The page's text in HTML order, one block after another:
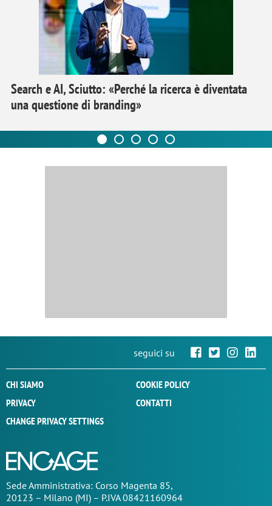
Search e AI, Sciutto: «Perché la ricerca è diventata
una questione di branding»
seguici su
CHI SIAMO
COOKIE POLICY
PRIVACY
CONTATTI
CHANGE PRIVACY SETTINGS
SedeAmministrativa: Corso Magenta 85,
20123 – Milano (MI) – P.IVA 08421160964